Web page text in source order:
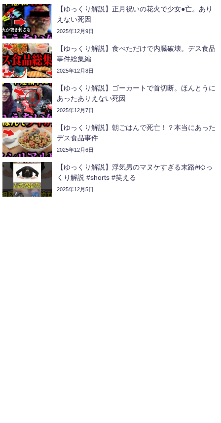
【ゆっくり解説】正月祝いの花火で少女●亡。あり
えない死因
2025年12月9日
【ゆっくり解説】食べただけで内臓破壊。デス食品
事件総集編
2025年12月8日
【ゆっくり解説】ゴーカートで首切断。ほんとうに
あったありえない死因
2025年12月7日
【ゆっくり解説】朝ごはんで死亡！？本当にあった
デス食品事件
2025年12月6日
【ゆっくり解説】浮気男のマヌケすぎる末路#ゆっ
くり解説 #shorts #笑える
2025年12月5日